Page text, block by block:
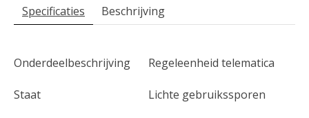
Specificaties Beschrijving
Onderdeelbeschrijving Regeleenheid telematica
Staat Lichte gebruikssporen